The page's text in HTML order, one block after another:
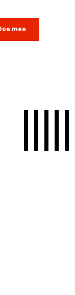
mee